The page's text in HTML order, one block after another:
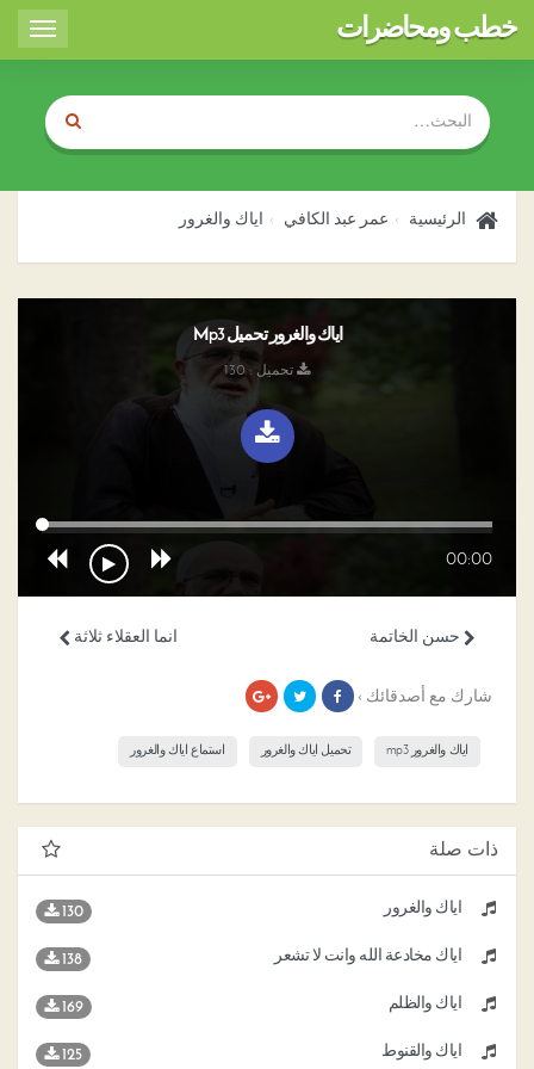
Toggle
خطب ومحاضرات
الرئيسية عمر عبد الكافي اياك والغرور
اياك والغرور تحميل Mp3
تحميل : 130
00:00
انما العقلاء ثلاثة حسن الخاتمة
شارك مع أصدقائك ›
اياك والغرور mp3 تحميل اياك والغرور استماع اياك والغرور
ذات صلة
اياك والغرور 130
اياك مخادعة الله وانت لا تشعر 138
اياك والظلم 169
اياك والقنوط 125